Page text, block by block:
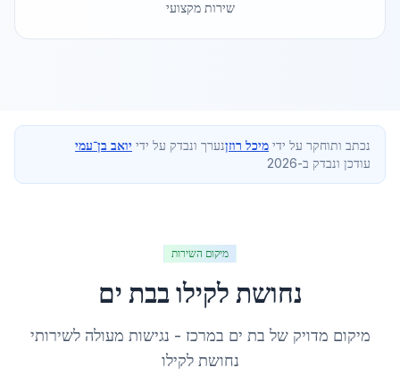
שירות מקצועי
נכתב ותוחקר על ידי מיכל רוזןנערך ונבדק על ידי יואב בן־עמי
עודכן ונבדק ב-2026
מיקום השירות
נחושת לקילובבת ים
מיקום מדויק של בת ים במרכז - נגישות מעולה לשירותי
נחושת לקילו